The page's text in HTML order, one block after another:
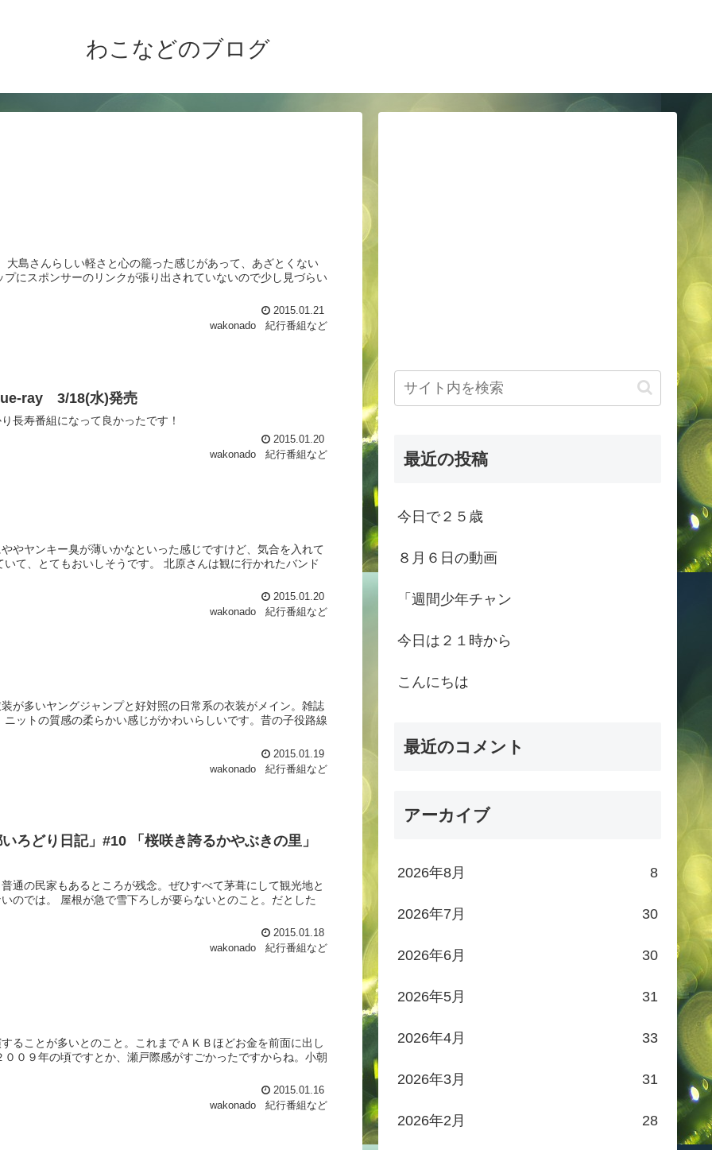
わこなどのブログ
島さんらしい軽さと心の籠った感じがあって、あざとくない
にスポンサーのリンクが張り出されていないので少し見づらい
2015.01.21
wakonado
紀行番組など
ray 3/18(水)発売
長寿番組になって良かったです！
2015.01.20
wakonado
紀行番組など
やヤンキー臭が薄いかなといった感じですけど、気合を入れて
て、とてもおいしそうです。 北原さんは観に行かれたバンド
2015.01.20
wakonado
紀行番組など
が多いヤングジャンプと好対照の日常系の衣装がメイン。雑誌
ットの質感の柔らかい感じがかわいらしいです。昔の子役路線
2015.01.19
wakonado
紀行番組など
どり日記」#10 「桜咲き誇るかやぶきの里」
通の民家もあるところが残念。ぜひすべて茅葺にして観光地と
のでは。 屋根が急で雪下ろしが要らないとのこと。だとした
2015.01.18
wakonado
紀行番組など
ることが多いとのこと。これまでＡＫＢほどお金を前面に出し
０９年の頃ですとか、瀬戸際感がすごかったですからね。小朝
2015.01.16
wakonado
紀行番組など
最近の投稿
今日で２５歳
８月６日の動画
「週間少年チャン
今日は２１時から
こんにちは
最近のコメント
アーカイブ
2026年8月 8
2026年7月 30
2026年6月 30
2026年5月 31
2026年4月 33
2026年3月 31
2026年2月 28